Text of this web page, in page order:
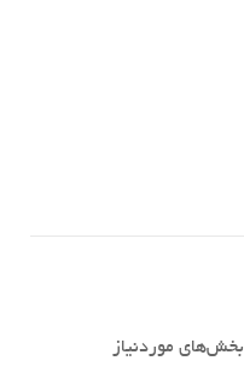
بخش‌های موردنیاز